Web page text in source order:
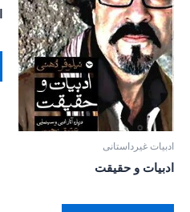
ادبیات غیرداستانی
ادبیات و حقیقت